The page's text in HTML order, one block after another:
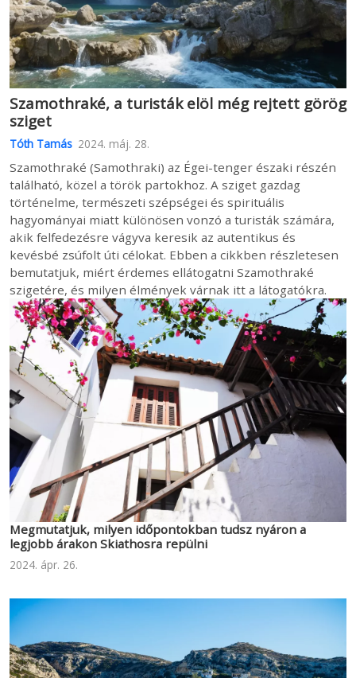
Szamothraké, a turisták elöl még rejtett görög
sziget
Tóth Tamás 2024. máj. 28.
Szamothraké (Samothraki) az Égei-tenger északi részén
található, közel a török partokhoz. A sziget gazdag
történelme, természeti szépségei és spirituális
hagyományai miatt különösen vonzó a turisták számára,
akik felfedezésre vágyva keresik az autentikus és
kevésbé zsúfolt úti célokat. Ebben a cikkben részletesen
bemutatjuk, miért érdemes ellátogatni Szamothraké
szigetére, és milyen élmények várnak itt a látogatókra.
Megmutatjuk, milyen időpontokban tudsz nyáron a
legjobb árakon Skiathosra repülni
2024. ápr. 26.